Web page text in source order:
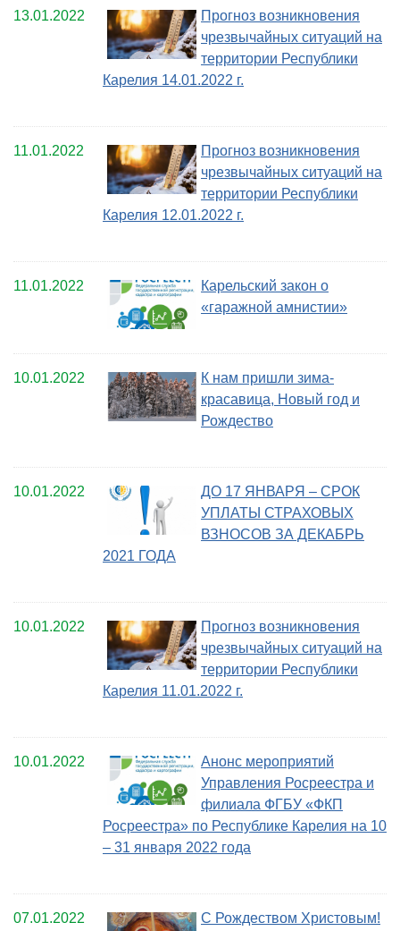
13.01.2022
Прогноз возникновения
чрезвычайных ситуаций на
территории Республики
Карелия 14.01.2022 г.
11.01.2022
Прогноз возникновения
чрезвычайных ситуаций на
территории Республики
Карелия 12.01.2022 г.
11.01.2022
Карельский закон о
«гаражной амнистии»
10.01.2022
К нам пришли зима-
красавица, Новый год и
Рождество
10.01.2022
ДО 17 ЯНВАРЯ – СРОК
УПЛАТЫ СТРАХОВЫХ
ВЗНОСОВ ЗА ДЕКАБРЬ
2021 ГОДА
10.01.2022
Прогноз возникновения
чрезвычайных ситуаций на
территории Республики
Карелия 11.01.2022 г.
10.01.2022
Анонс мероприятий
Управления Росреестра и
филиала ФГБУ «ФКП
Росреестра» по Республике Карелия на 10
– 31 января 2022 года
07.01.2022 С Рождеством Христовым!